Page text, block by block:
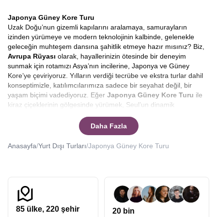
Japonya Güney Kore Turu
Uzak Doğu’nun gizemli kapılarını aralamaya, samurayların
izinden yürümeye ve modern teknolojinin kalbinde, gelenekle
geleceğin muhteşem dansına şahitlik etmeye hazır mısınız? Biz,
Avrupa Rüyası olarak, hayallerinizin ötesinde bir deneyim
sunmak için rotamızı Asya’nın incilerine, Japonya ve Güney
Kore’ye çeviriyoruz. Yılların verdiği tecrübe ve ekstra turlar dahil
konseptimizle, katılımcılarımıza sadece bir seyahat değil, bir
yaşam biçimi vadediyoruz. Eğer Japonya Güney Kore Turu ile
kiraz çiçeklerinin gölgesinde yürümek, Seul’un dinamik
isterseniz, doğru yerdesiniz.Japonya turları, Güney Kore
düzenleyen Avrupa Rüyası uzak doğunun kalbine sizleri de
götürebilir.
turu, sadece yeni yerler görmek değil, dünyaya bakış açınızı
değiştirecek bir içsel yolculuktur. Bizimle çıkacağınız bu
yolculukta, Tokyo’nun neon ışıkları altında geleceğe adım
Daha Fazla
Anasayfa/Yurt Dışı Turları/Japonya Güney Kore Turu
85 ülke, 220 şehir 20 bin